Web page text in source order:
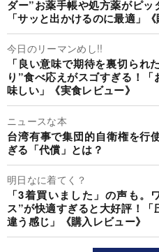
ダー”お薬手帳や処方薬がピッ
「サッと出かけるのに最適」
今日のリーマンめし!!
「良い意味で期待を裏切ら
り”食べ応えがスゴすぎる！
味しい」《実食レビュー》
ニュースな本
台湾有事で集団的自衛権を
ぎる「代償」とは？
明日なに着てく？
「3着買いました」の声も
ス”が快適すぎると大好評！
違う感じ」《購入レビュー》